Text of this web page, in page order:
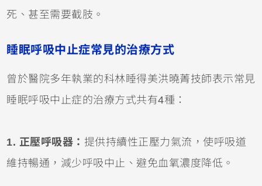
死、甚至需要截肢。
睡眠呼吸中止症常見的治療方式
曾於醫院多年執業的科林睡得美洪曉菁技師表示常見
睡眠呼吸中止症的治療方式共有4種：
1. 正壓呼吸器： 提供持續性正壓力氣流，使呼吸道
維持暢通，減少呼吸中止、避免血氧濃度降低。